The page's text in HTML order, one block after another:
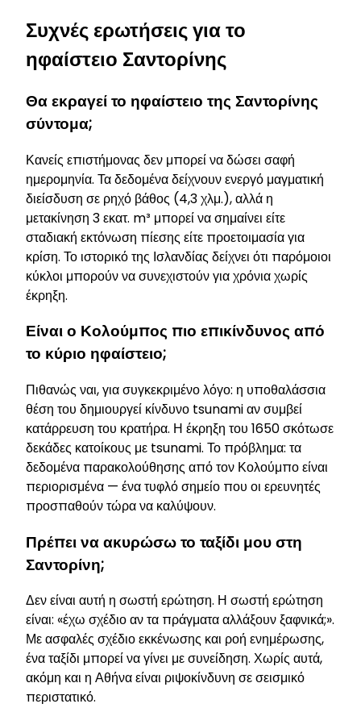
Συχνές ερωτήσεις για το
ηφαίστειο Σαντορίνης
Θα εκραγεί το ηφαίστειο της Σαντορίνης
σύντομα;
Κανείς επιστήμονας δεν μπορεί να δώσει σαφή
ημερομηνία. Τα δεδομένα δείχνουν ενεργό μαγματική
διείσδυση σε ρηχό βάθος (4,3 χλμ.), αλλά η
μετακίνηση 3 εκατ. m³ μπορεί να σημαίνει είτε
σταδιακή εκτόνωση πίεσης είτε προετοιμασία για
κρίση. Το ιστορικό της Ισλανδίας δείχνει ότι παρόμοιοι
κύκλοι μπορούν να συνεχιστούν για χρόνια χωρίς
έκρηξη.
Είναι ο Κολούμπος πιο επικίνδυνος από
το κύριο ηφαίστειο;
Πιθανώς ναι, για συγκεκριμένο λόγο: η υποθαλάσσια
θέση του δημιουργεί κίνδυνο tsunami αν συμβεί
κατάρρευση του κρατήρα. Η έκρηξη του 1650 σκότωσε
δεκάδες κατοίκους με tsunami. Το πρόβλημα: τα
δεδομένα παρακολούθησης από τον Κολούμπο είναι
περιορισμένα — ένα τυφλό σημείο που οι ερευνητές
προσπαθούν τώρα να καλύψουν.
Πρέπει να ακυρώσω το ταξίδι μου στη
Σαντορίνη;
Δεν είναι αυτή η σωστή ερώτηση. Η σωστή ερώτηση
είναι: «έχω σχέδιο αν τα πράγματα αλλάξουν ξαφνικά;».
Με ασφαλές σχέδιο εκκένωσης και ροή ενημέρωσης,
ένα ταξίδι μπορεί να γίνει με συνείδηση. Χωρίς αυτά,
ακόμη και η Αθήνα είναι ριψοκίνδυνη σε σεισμικό
περιστατικό.